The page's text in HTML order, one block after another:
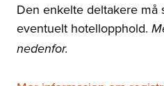
Den enkelte deltakere må
eventuelt hotellopphold.
nedenfor.